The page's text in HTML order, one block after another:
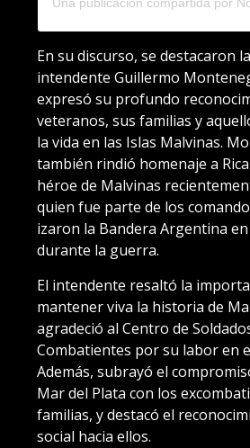
En su discurso, se destacaron
intendente Guillermo
expresó su profundo
veteranos, sus familias y
la vida en las Islas Malvinas.
también rindió homenaje a
héroe de Malvinas
quien fue parte de los
izaron la Bandera Argentina
durante la guerra.
El intendente resaltó la
mantener viva la historia de
agradeció al Centro de
Combatientes por su labor en
Además, subrayó el
Mar del Plata con los
familias, y destacó el
social hacia ellos.